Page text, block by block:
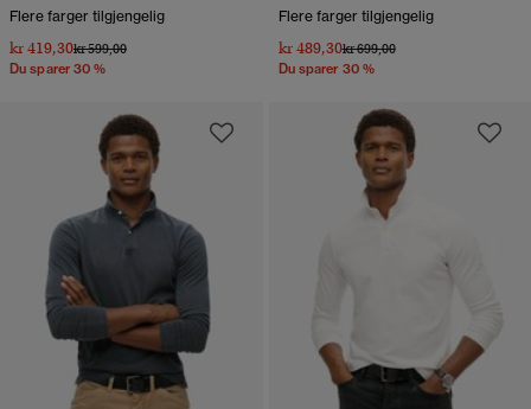
Flere farger tilgjengelig
kr 419,30Pris nedsatt fra
kr 599,00til
Du sparer 30 %
Flere farger tilgjengelig
kr 489,30Pris nedsatt fra
kr 699,00til
Du sparer 30 %